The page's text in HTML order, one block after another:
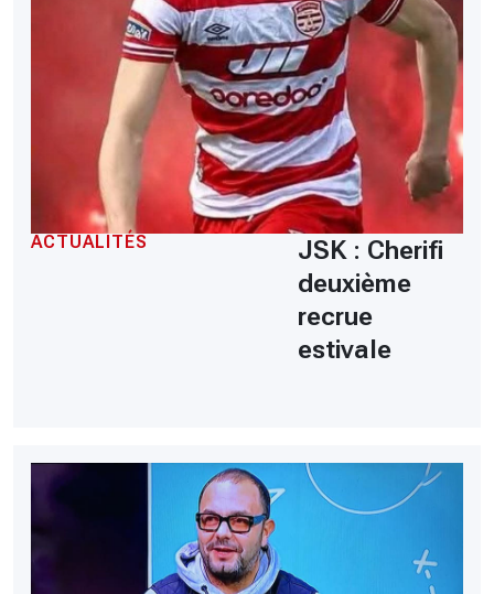
ACTUALITÉS
JSK : Cherifi
deuxième
recrue
estivale